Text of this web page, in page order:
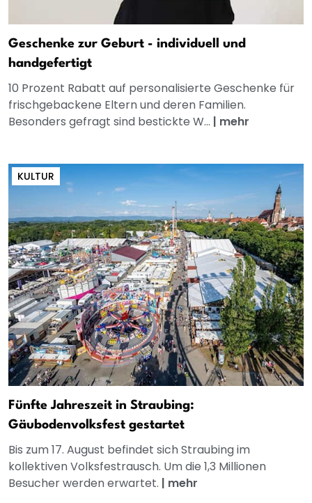
Geschenke zur Geburt - individuell und
handgefertigt
10 Prozent Rabatt auf personalisierte Geschenke für
frischgebackene Eltern und deren Familien.
Besonders gefragt sind bestickte W... | mehr
KULTUR
Fünfte Jahreszeit in Straubing:
Gäubodenvolksfest gestartet
Bis zum 17. August befindet sich Straubing im
kollektiven Volksfestrausch. Um die 1,3 Millionen
Besucher werden erwartet. | mehr